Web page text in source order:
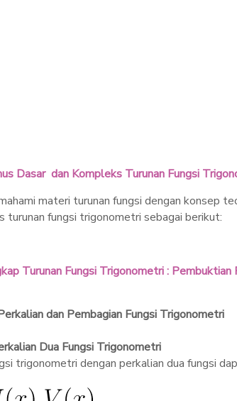
Dasar dan Kompleks Turunan Fungsi
materi turunan fungsi dengan konsep
turunan fungsi trigonometri sebagai berikut:
Turunan Fungsi Trigonometri :
dan Pembagian Fungsi Trigonometri
Dua Fungsi Trigonometri
trigonometri dengan perkalian dua fungsi